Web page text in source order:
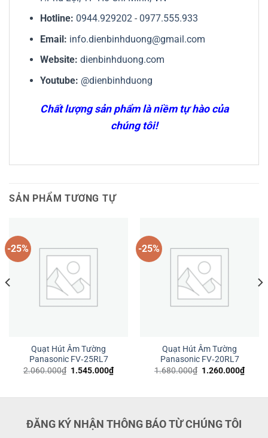
Hotline: 0944.929202- 0977.555.933
Email: info.dienbinhduong@gmail.com
Website: dienbinhduong.com
Youtube: @dienbinhduong
Chất lượng sản phẩm là niềm tự hào của
chúng tôi!
SẢN PHẨM TƯƠNG TỰ
-25%
Quạt Hút Âm Tường
Panasonic FV‑25RL7
2.060.000₫ Giá
1.545.000₫Giá
hiện
1.545.000₫.
-25%
Quạt Hút Âm Tường
Panasonic FV‑20RL7
1.680.000₫ Giá
1.260.000₫Giá
hiện
ĐĂNG KÝ NHẬN THÔNG BÁO TỪ CHÚNG TÔI